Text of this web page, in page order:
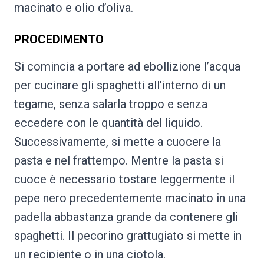
macinato e olio d’oliva.
PROCEDIMENTO
Si comincia a portare ad ebollizione l’acqua
per cucinare gli spaghetti all’interno di un
tegame, senza salarla troppo e senza
eccedere con le quantità del liquido.
Successivamente, si mette a cuocere la
pasta e nel frattempo. Mentre la pasta si
cuoce è necessario tostare leggermente il
pepe nero precedentemente macinato in una
padella abbastanza grande da contenere gli
spaghetti. Il pecorino grattugiato si mette in
un recipiente o in una ciotola.